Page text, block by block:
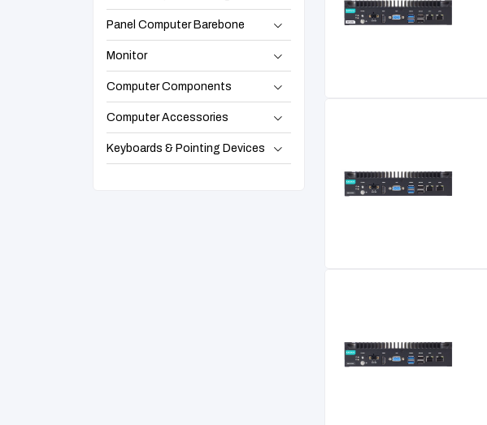
Panel Computer Barebone
Monitor
Computer Components
Computer Accessories
Keyboards & Pointing Devices